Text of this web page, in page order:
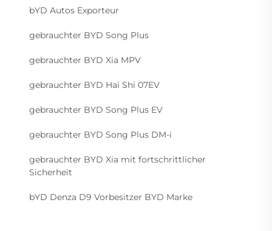
bYD Autos Exporteur
gebrauchter BYD Song Plus
gebrauchter BYD Xia MPV
gebrauchter BYD Hai Shi 07EV
gebrauchter BYD Song Plus EV
gebrauchter BYD Song Plus DM-i
gebrauchter BYD Xia mit fortschrittlicher
Sicherheit
bYD Denza D9 Vorbesitzer BYD Marke